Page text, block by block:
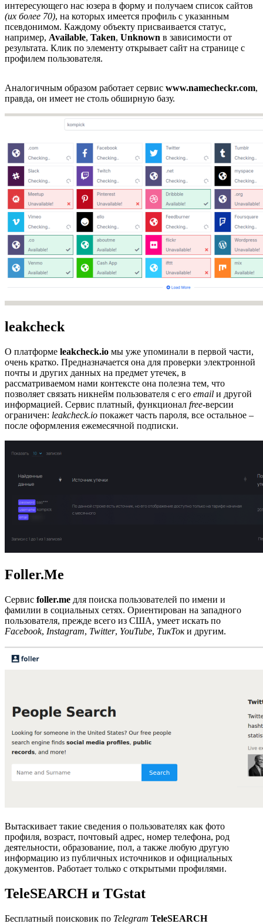
интересующего нас юзера в форму и получаем список сайтов
(их более 70), на которых имеется профиль с указанным
псевдонимом. Каждому объекту присваивается статус,
например, Available, Taken, Unknown в зависимости от
результата. Клик по элементу открывает сайт на странице с
профилем пользователя.
Аналогичным образом работает сервис www.namecheckr.com,
правда, он имеет не столь обширную базу.
leakcheck
О платформе leakcheck.io мы уже упоминали в первой части,
очень кратко. Предназначается она для проверки электронной
почты и других данных на предмет утечек, в
рассматриваемом нами контексте она полезна тем, что
позволяет связать никнейм пользователя с его email и другой
информацией. Сервис платный, функционал free-версии
ограничен: leakcheck.io покажет часть пароля, все остальное –
после оформления ежемесячной подписки.
Foller.Me
Сервис foller.me для поиска пользователей по имени и
фамилии в социальных сетях. Ориентирован на западного
пользователя, прежде всего из США, умеет искать по
Facebook, Instagram, Twitter, YouTube, ТикТоки другим.
Вытаскивает такие сведения о пользователях как фото
профиля, возраст, почтовый адрес, номер телефона, род
деятельности, образование, пол, а также любую другую
информацию из публичных источников и официальных
документов. Работает только с открытыми профилями.
TeleSEARCH и TGstat
Бесплатный поисковик по Telegram TeleSEARCH